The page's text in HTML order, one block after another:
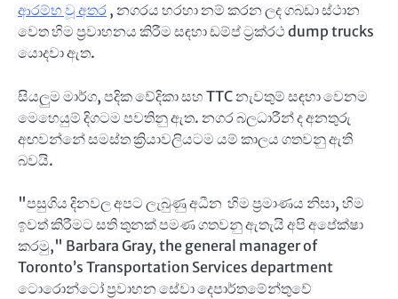
ආරම්භ වූ අතර , නගරය හරහා නම් කරන ලද ගබඩා ස්ථාන
වෙත හිම ප්‍රවාහනය කිරීම සඳහා ඩම්ප් ට්‍රක්රථ dump trucks
යොදවා ඇත.
සියලුම මාර්ග, පදික වේදිකා සහ TTC නැවතුම් සඳහා වෙනම
මෙහෙයුම් දිගටම පවතිනු ඇත. නගර බලධාරීන් ද අනතුරු
අඟවන්නේ සමස්ත ක්‍රියාවලියටම යම් කාලය ගතවනු ඇති
බවයි.
"පසුගිය දිනවල අපට ලැබුණු අධීන හිම ප්‍රමාණය නිසා, හිම
ඉවත් කිරීමට සති තුනක් පමණ ගතවනු ඇතැයි අපි අපේක්ෂා
කරමු," Barbara Gray, the general manager of
Toronto’s Transportation Services department
ටොරොන්ටෝ ප්‍රවාහන සේවා දෙපාර්තමේන්තුවේ